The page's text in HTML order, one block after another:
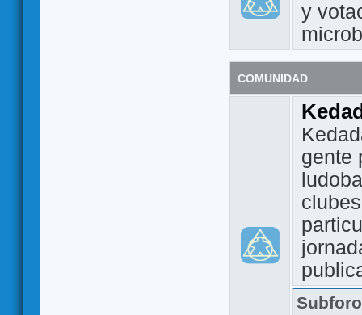
y
COMUNIDAD
gente